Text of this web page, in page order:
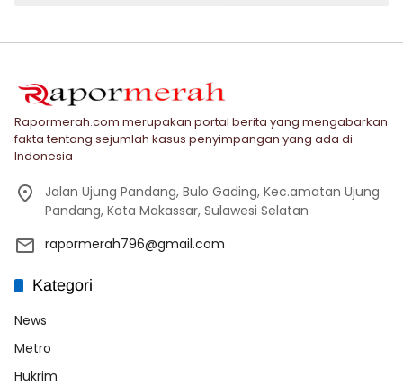
Rapormerah.com merupakan portal berita yang mengabarkan
fakta tentang sejumlah kasus penyimpangan yang ada di
Indonesia
Jalan Ujung Pandang, Bulo Gading, Kec.amatan Ujung
Pandang, Kota Makassar, Sulawesi Selatan
rapormerah796@gmail.com
Kategori
News
Metro
Hukrim